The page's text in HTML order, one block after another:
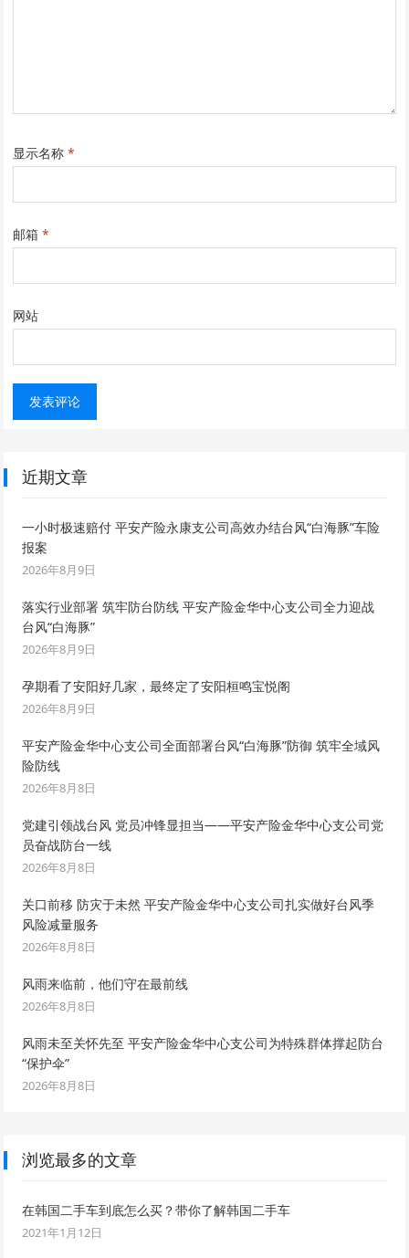
显示名称*
邮箱*
网站
近期文章
一小时极速赔付 平安产险永康支公司高效办结台风“白海豚”车险
报案
2026年8月9日
落实行业部署 筑牢防台防线 平安产险金华中心支公司全力迎战
台风“白海豚”
2026年8月9日
孕期看了安阳好几家，最终定了安阳桓鸣宝悦阁
2026年8月9日
平安产险金华中心支公司全面部署台风“白海豚”防御 筑牢全域风
险防线
2026年8月8日
党建引领战台风 党员冲锋显担当——平安产险金华中心支公司党
员奋战防台一线
2026年8月8日
关口前移 防灾于未然 平安产险金华中心支公司扎实做好台风季
风险减量服务
2026年8月8日
风雨来临前，他们守在最前线
2026年8月8日
风雨未至关怀先至 平安产险金华中心支公司为特殊群体撑起防台
“保护伞”
2026年8月8日
浏览最多的文章
在韩国二手车到底怎么买？带你了解韩国二手车
2021年1月12日